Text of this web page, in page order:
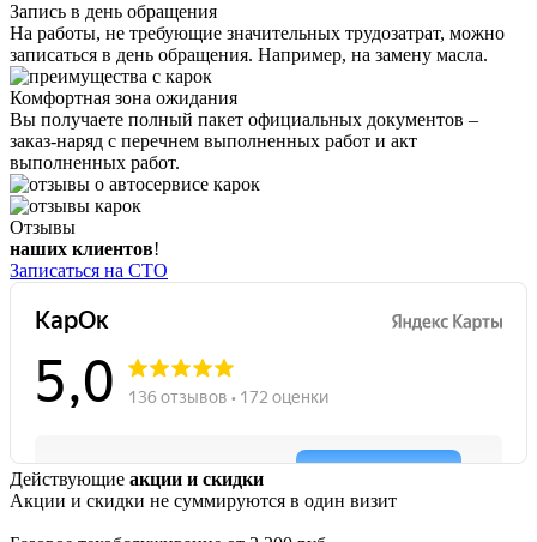
Запись в день обращения
На работы, не требующие значительных трудозатрат, можно
записаться в день обращения. Например, на замену масла.
Комфортная зона ожидания
Вы получаете полный пакет официальных документов –
заказ-наряд с перечнем выполненных работ и акт
выполненных работ.
Отзывы
наших клиентов!
Записаться на СТО
Действующие акции и скидки
Акции и скидки не суммируются в один визит